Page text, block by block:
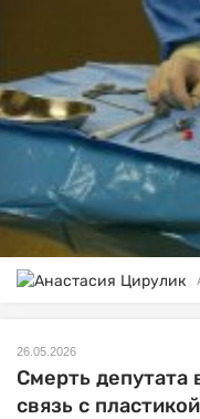
26.05.2026
Смерть депутата
связь с пластикой